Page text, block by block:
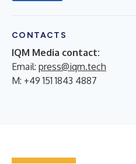
CONTACTS
IQM Media contact:
Email: press@iqm.tech
M: +49 151 1843 4887